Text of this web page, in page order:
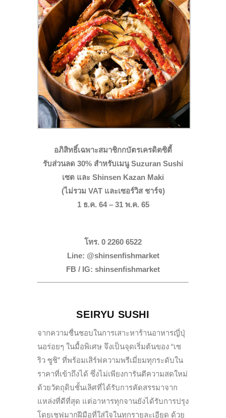
อภิสิทธิ์เฉพาะสมาชิกกบัตรเครดิตซิตี้
รับส่วนลด 30% สำหรับเมนู Suzuran Sushi
เซต และ Shinsen Kazan Maki
(ไม่รวม VAT และเซอร์วิส ชาร์จ)
1 ธ.ค. 64 – 31 พ.ค. 65
โทร. 0 2260 6522
Line: @shinsenfishmarket
FB / IG: shinsenfishmarket
SEIRYU SUSHI
จากความชื่นชอบในการเสาะหาร้านอาหารญี่ปุ่
นอร่อยๆ ในมื้อพิเศษ จึงเป็นจุดเริ่มต้นของ “เซ
ริว ซูชิ” ที่พร้อมเสิร์ฟความพรีเมี่ยมทุกระดับใน
ราคาที่เข้าถึงได้ ซึ่งไม่เพียงการันตีความสดใหม่
ด้วยวัตถุดิบชั้นเลิศที่ได้รับการคัดสรรมาจาก
แหล่งที่ดีที่สุด แต่อาหารทุกจานยังได้รับการปรุง
โดยเชฟมากฝีมือที่ใส่ใจในทุกรายละเอียด ด้วย